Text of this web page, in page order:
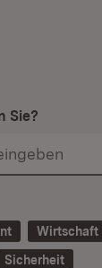
Sie?
Wirtschaft
Sicherheit